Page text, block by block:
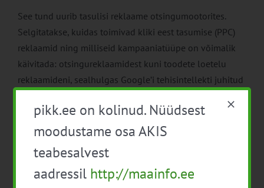
See tund uurib tasulisi reklaame otsingumootorites.
Selgitatakse, kuidas toimivad kliki eest tasumise (PPC)
reklaamid ning milliseid kampaaniatüüpe on võimalik
käivitada: otsingureklaamidest kuni toodete loetelu
reklaamideni, sealhulgas Google’i tehisintellekti juhitud
Tunni teine pool keskendub müügitehnikatele
sotsiaalvõrgustikes nagu Facebook, Instagram ja TikTok.
Õppetöö hõlmab kampaaniate loomist Meta Business
kasutamist.
pikk.ee on kolinud. Nüüdsest
moodustame osa AKIS
teabesalvest
aadressil http://maainfo.ee